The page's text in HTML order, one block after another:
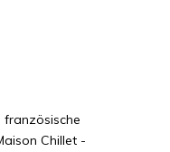
französische
Chillet -